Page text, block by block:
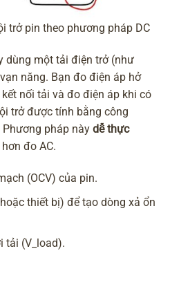
trở pin theo phương pháp DC
dùng một tải điện trở (như
năng. Bạn đo điện áp hở
nối tải và đo điện áp khi có
trở được tính bằng công
Phương pháp nàydễ thực
đo AC.
(OCV) của pin.
thiết bị) để tạo dòng xả ổn
tải (V_load).